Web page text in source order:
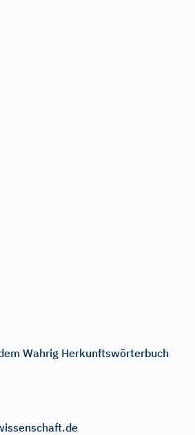
Wahrig Herkunftswörterbuch